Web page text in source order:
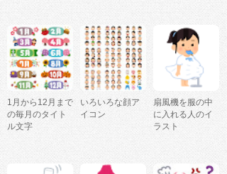
1月から12月まで
の毎月のタイト
ル文字
いろいろな顔ア
イコン
扇風機を服の中
に入れる人のイ
ラスト